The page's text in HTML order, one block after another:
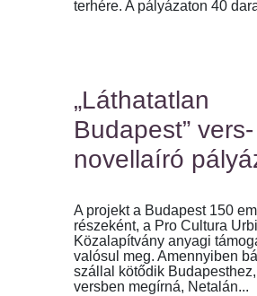
terhére. A pályázaton 40
„Láthatatlan
Budapest”
novellaíró
A projekt a Budapest 150
részeként, a Pro Cultura
Közalapítvány anyagi
valósul meg. Amennyiben
szállal kötődik
versben megírná, Netalán...